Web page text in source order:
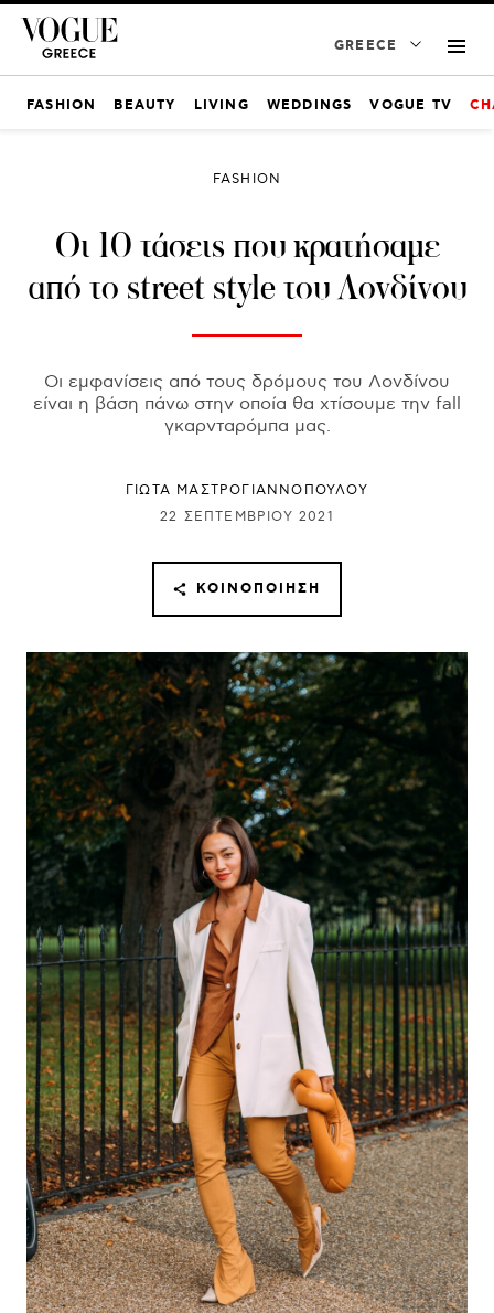
GREECE
FASHION BEAUTY LIVING WEDDINGS VOGUE TV
FASHION
Οι 10 τάσεις που κρατήσαμε
από το street style του Λονδίνου
Οι εμφανίσεις από τους δρόμους του Λονδίνου
είναι η βάση πάνω στην οποία θα χτίσουμε την fall
γκαρνταρόμπα μας.
ΓΙΩΤΑ ΜΑΣΤΡΟΓΙΑΝΝΟΠΟΥΛΟΥ
22 ΣΕΠΤΕΜΒΡΊΟΥ 2021
ΚΟΙΝΟΠΟΊΗΣΗ